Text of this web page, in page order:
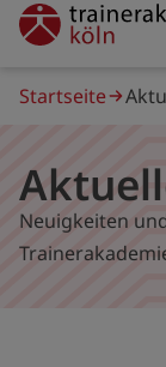
Direkt
zum
Startseite
Neuigkeiten